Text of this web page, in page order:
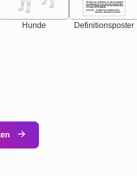
Hunde
Synonyms: Soulmate, closet confidante, sister at
heart person, life partner in adventure.
The person who understands you without explanation
you accepts just as you are. She's your partner in life's,
chaos your biggest supporter, and the one with whom
you share your best memories.
Definitionsposter